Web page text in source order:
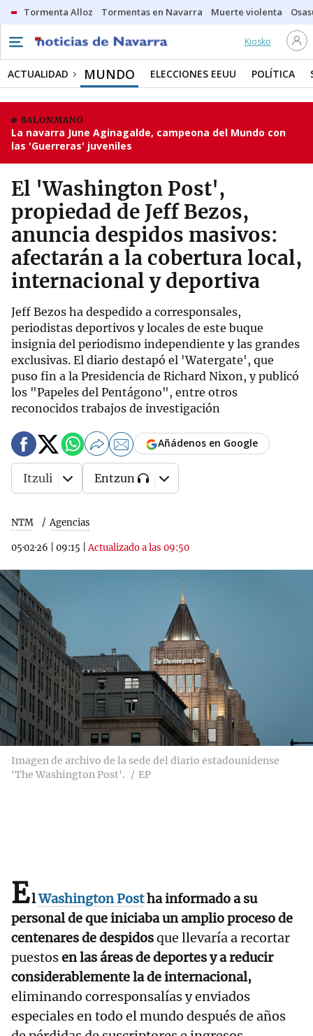
Tormenta Alloz Tormentas en Navarra Muerte violenta
Kiosko
ACTUALIDAD MUNDO ELECCIONES EEUU POLÍTICA
BALONMANO
La navarra June Aginagalde, campeona del Mundo con
las 'Guerreras' juveniles
El 'Washington Post',
propiedad de Jeff Bezos,
anuncia despidos masivos:
afectarán a la cobertura local,
internacional y deportiva
Jeff Bezos ha despedido a corresponsales,
periodistas deportivos y locales de este buque
insignia del periodismo independiente y las grandes
exclusivas. El diario destapó el 'Watergate', que
puso fin a la Presidencia de Richard Nixon, y publicó
los "Papeles del Pentágono", entre otros
reconocidos trabajos de investigación
NTM Agencias
05·02·26 09:15 |Actualizado a las 09:50
Añádenos en Google
Itzuli Entzun
Imagen de archivo de la sede del diario estadounidense
'The Washington Post'.
EP
ElWashington Postha informado a su
personal de que iniciaba un amplio proceso de
centenares de despidosque llevaría a recortar
puestosen las áreas de deportes y a reducir
considerablemente la de internacional,
eliminando corresponsalías y enviados
especiales en todo el mundo después de años